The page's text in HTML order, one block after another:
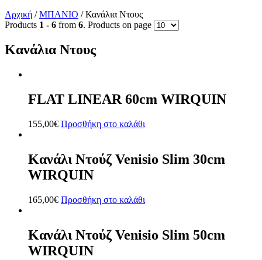
Αρχική /ΜΠΑΝΙΟ / Κανάλια Ντους
Products 1 - 6 from 6. Products on page
Κανάλια Ντους
FLAT LINEAR 60cm WIRQUIN
155,00€ Προσθήκη στο καλάθι
Κανάλι Ντούζ Venisio Slim 30cm
WIRQUIN
165,00€ Προσθήκη στο καλάθι
Κανάλι Ντούζ Venisio Slim 50cm
WIRQUIN